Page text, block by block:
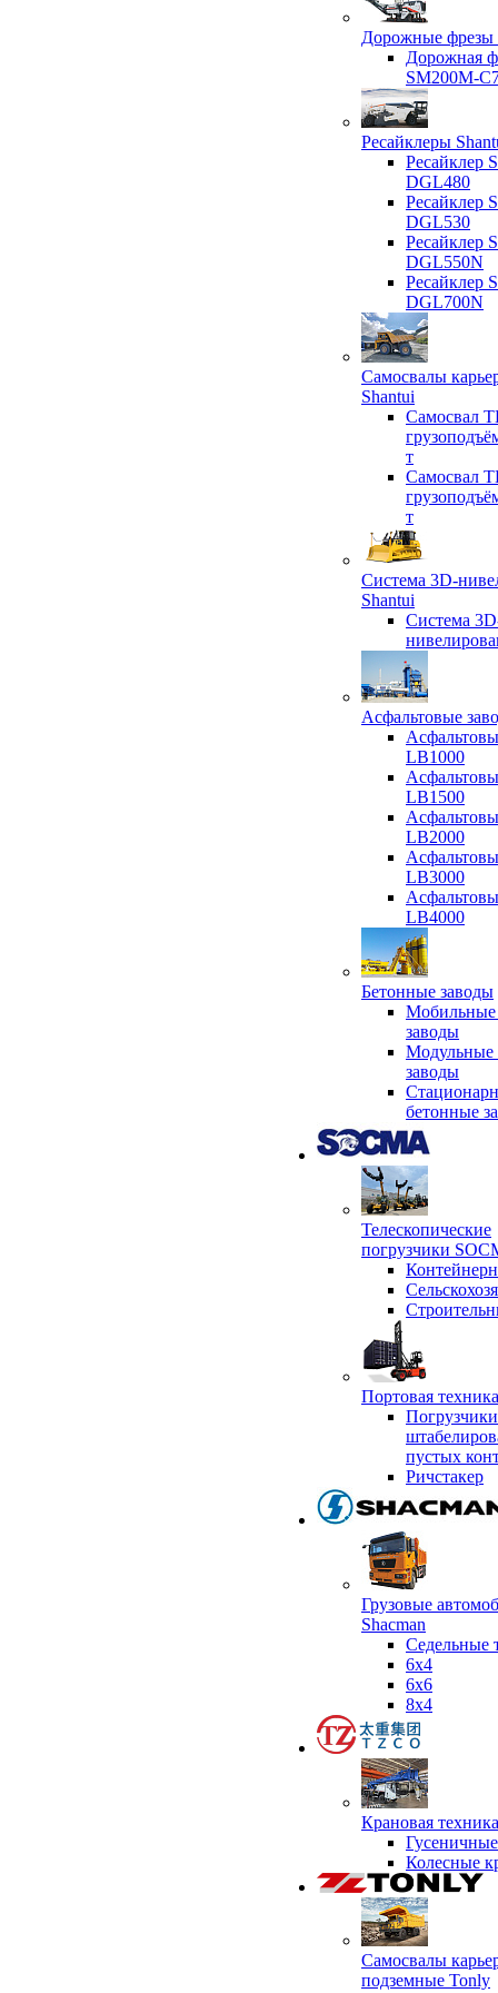
Дорожные фрезы
Дорожная
SM200M-
Ресайклеры
Ресайклер
DGL480
Ресайклер
DGL530
Ресайклер
DGL550N
Ресайклер
DGL700N
Самосвалы
Shantui
Самосвал
т
Самосвал
т
Система 3D-
Shantui
Система
Асфальтовые
LB1000
LB1500
LB2000
LB3000
LB4000
Бетонные заводы
Мобильные
заводы
Модульные
заводы
бетонные
Телескопические
погрузчики
Портовая
пустых
Ричстакер
Грузовые
Shacman
Седельные
6х4
6x6
8x4
Крановая
Колесные
Самосвалы
подземные Tonly